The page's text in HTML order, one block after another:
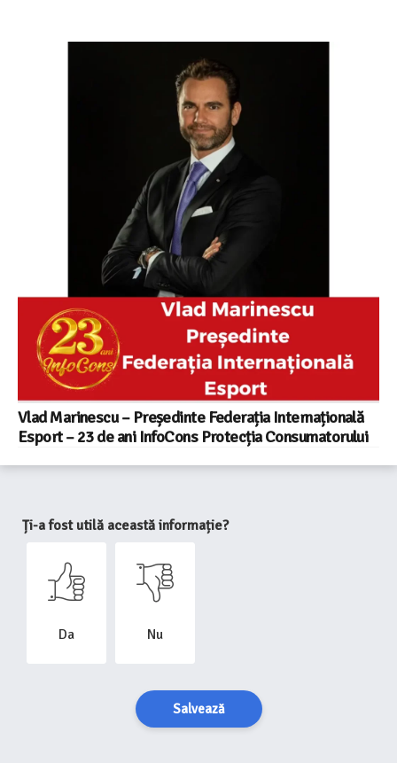
Vlad Marinescu – Președinte Federația Internațională
Esport – 23 de ani InfoCons Protecția Consumatorului
Ți-a fost utilă această informație?
Da Nu
Salvează